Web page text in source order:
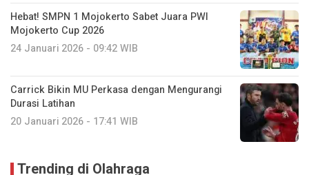
Hebat! SMPN 1 Mojokerto Sabet Juara PWI
Mojokerto Cup 2026
24 Januari 2026 - 09:42 WIB
Carrick Bikin MU Perkasa dengan Mengurangi
Durasi Latihan
20 Januari 2026 - 17:41 WIB
Trending di Olahraga